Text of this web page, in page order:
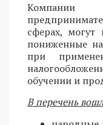
сферах, могут
пониженные
при
обучении и
В перечень